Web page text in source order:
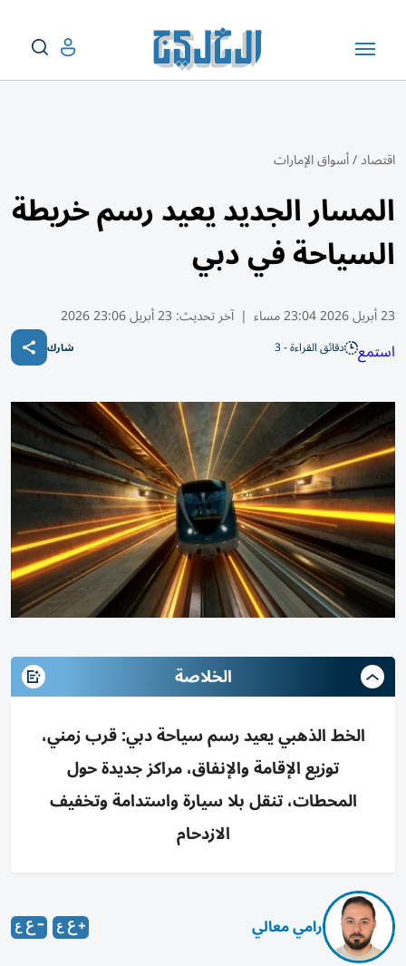
اقتصاد/أسواق الإمارات
المسار الجديد يعيد رسم خريطة
السياحة في دبي
23 أبريل 2026 23:04 مساء | آخر تحديث: 23 أبريل 23:06 2026
استمع دقائق القراءة - 3 شارك
الخلاصة
الخط الذهبي يعيد رسم سياحة دبي: قرب زمني،
توزيع الإقامة والإنفاق، مراكز جديدة حول
المحطات، تنقل بلا سيارة واستدامة وتخفيف
الازدحام
رامي معالي